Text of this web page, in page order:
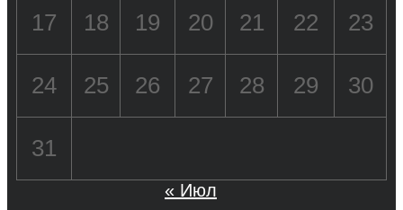
17 18 19 20 21 22 23
24 25 26 27 28 29 30
31
« Июл